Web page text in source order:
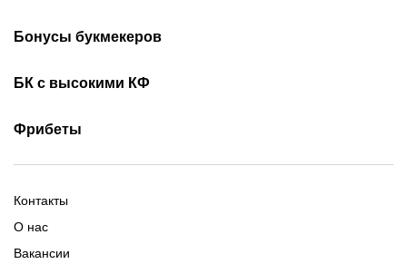
Бонусы букмекеров
За установку приложения
БК с высокими КФ
Фрибеты
Старым игрокам
Фрибет на День Рождения
Контакты
О нас
Вакансии